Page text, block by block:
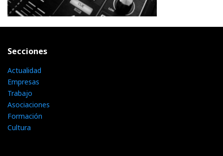
Secciones
Actualidad
Empresas
Trabajo
Asociaciones
Formación
Cultura